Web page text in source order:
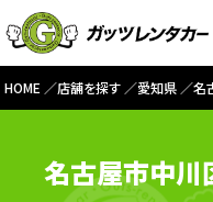
HOME 店舗を探す 愛知県 名
名古屋市中川